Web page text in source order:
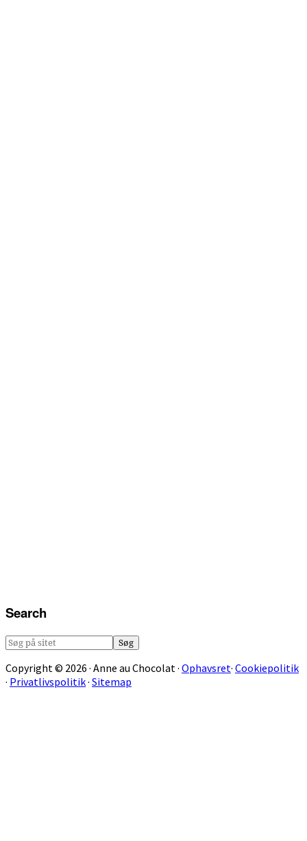
Search
Søg
sitet
Copyright © 2026 · Anne au Chocolat · Ophavsret· Cookiepolitik
· Privatlivspolitik· Sitemap